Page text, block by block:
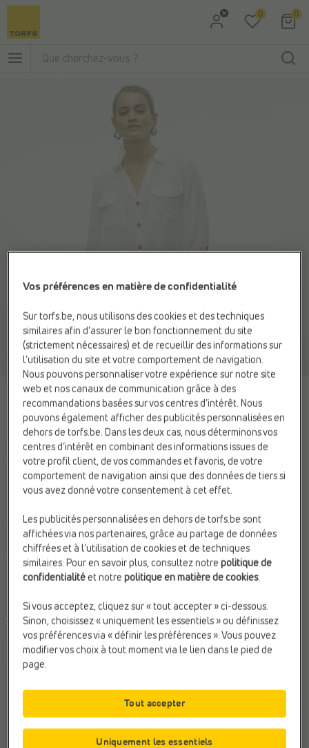
Aller au menu principal
0 0
VERO MODA
Chemise blanc
29,99 €
Couleur
Taille
XS S M L XL
Cette taille n'est pas en stock.
Découvrez-en plus sur cette marque
Vos préférences en matière de confidentialité
Sur torfs.be, nous utilisons des cookies et des techniques
similaires afin d’assurer le bon fonctionnement du site
(strictement nécessaires) et de recueillir des informations sur
l’utilisation du site et votre comportement de navigation.
Nous pouvons personnaliser votre expérience sur notre site
web et nos canaux de communication grâce à des
recommandations basées sur vos centres d’intérêt. Nous
pouvons également afficher des publicités personnalisées en
dehors de torfs.be. Dans les deux cas, nous déterminons vos
centres d’intérêt en combinant des informations issues de
votre profil client, de vos commandes et favoris, de votre
comportement de navigation ainsi que des données de tiers si
vous avez donné votre consentement à cet effet.
Les publicités personnalisées en dehors de torfs.be sont
affichées via nos partenaires, grâce au partage de données
chiffrées et à l’utilisation de cookies et de techniques
similaires. Pour en savoir plus, consultez notrepolitique de
confidentialité et notrepolitique en matière de cookies.
Si vous acceptez, cliquez sur « tout accepter » ci-dessous.
Sinon, choisissez « uniquement les essentiels » ou définissez
vos préférences via « définir les préférences ». Vous pouvez
modifier vos choix à tout moment via le lien dans le pied de
page.
Uniquement les essentiels
Tout accepter